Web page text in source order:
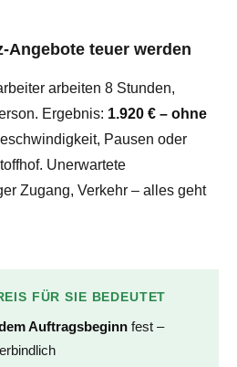
Angebote teuer werden
arbeiten 8 Stunden,
Ergebnis: 1.920 € – ohne
Pausen oder
Unerwartete
Zugang, Verkehr – alles geht
FÜR SIE BEDEUTET
Auftragsbeginn fest –